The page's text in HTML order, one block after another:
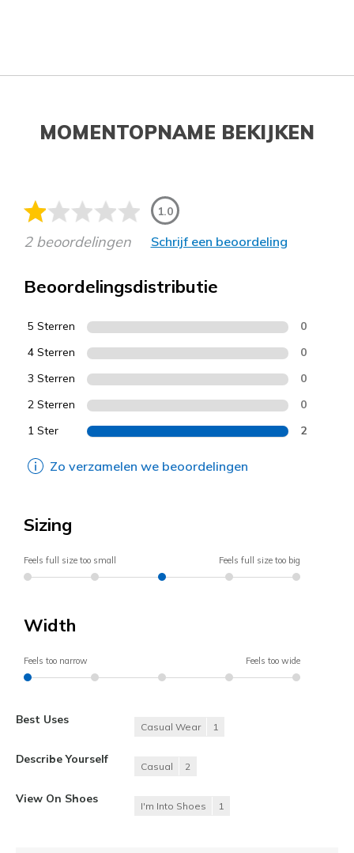
MOMENTOPNAME BEKIJKEN
1.0
2 beoordelingen Schrijf een beoordeling
Beoordelingsdistributie
5 Sterren 0
4 Sterren 0
3 Sterren 0
2 Sterren 0
1 Ster 2
Zo verzamelen we beoordelingen
Sizing
Feels full size too small Feels full size too big
Width
Feels too narrow Feels too wide
Best Uses
Casual Wear 1
Describe Yourself
Casual 2
View On Shoes
I'm Into Shoes 1